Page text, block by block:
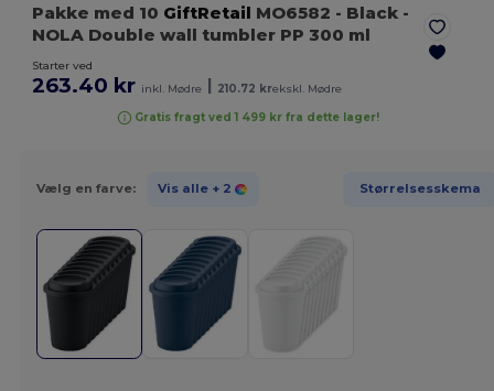
Pakke med 10 GiftRetail MO6582 - Black -
NOLA Double wall tumbler PP 300 ml
Starter ved
263.40 kr inkl. Mødre | 210.72 krekskl. Mødre
Gratis fragt ved 1 499 kr fra dette lager!
Vælg en farve: Vis alle + 2 Størrelsesskema